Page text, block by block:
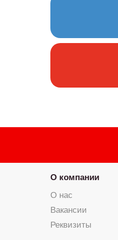
О компании
О нас
Вакансии
Реквизиты